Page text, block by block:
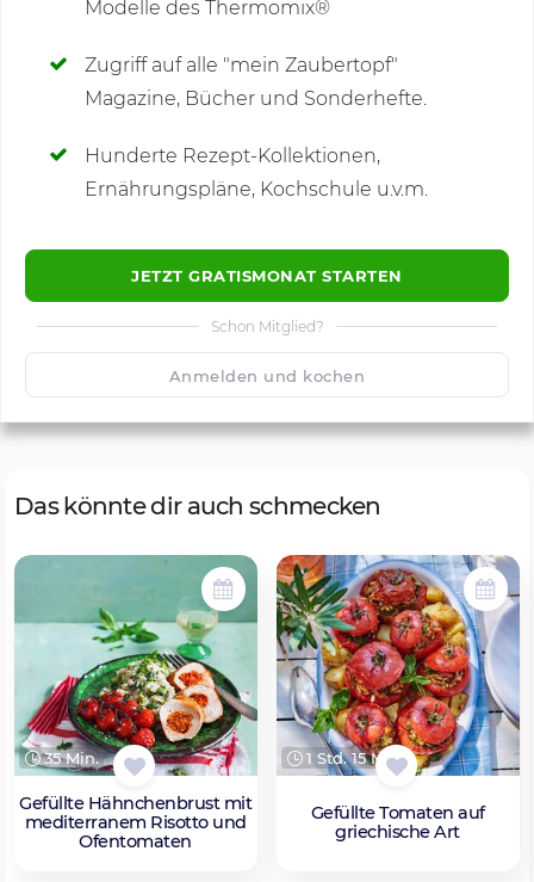
Modelle des Thermomix®
Zugriff auf alle "mein Zaubertopf"
Magazine, Bücher und Sonderhefte.
Hunderte Rezept-Kollektionen,
Ernährungspläne, Kochschule u.v.m.
JETZT GRATISMONAT STARTEN
Schon Mitglied?
Anmelden und kochen
Kommentare
🙂 1500 Speichern
Das könnte dir auch schmecken
35 Min.
Gefüllte Hähnchenbrust mit
mediterranem Risotto und
Ofentomaten
1 Std. 15 Min.
Gefüllte Tomaten auf
griechische Art